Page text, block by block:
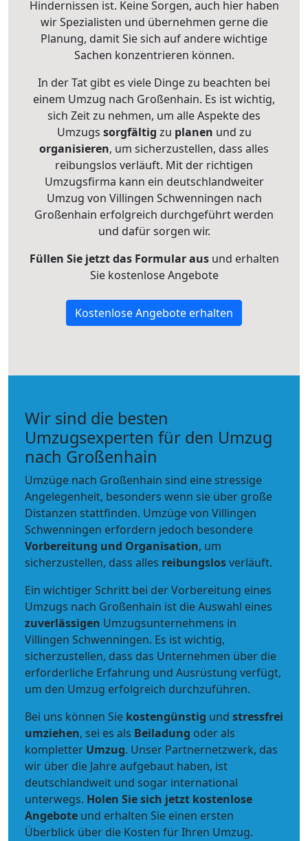
Hindernissen ist. Keine Sorgen, auch hier haben
wir Spezialisten und übernehmen gerne die
Planung, damit Sie sich auf andere wichtige
Sachen konzentrieren können.
In der Tat gibt es viele Dinge zu beachten bei
einem Umzug nach Großenhain. Es ist wichtig,
sich Zeit zu nehmen, um alle Aspekte des
Umzugs sorgfältig zu planen und zu
organisieren, um sicherzustellen, dass alles
reibungslos verläuft. Mit der richtigen
Umzugsfirma kann ein deutschlandweiter
Umzug von Villingen Schwenningen nach
Großenhain erfolgreich durchgeführt werden
und dafür sorgen wir.
Füllen Sie jetzt das Formular ausund erhalten
Sie kostenlose Angebote
Kostenlose Angebote erhalten
Wir sind die besten
Umzugsexperten für den Umzug
nach Großenhain
Umzüge nach Großenhain sind eine stressige
Angelegenheit, besonders wenn sie über große
Distanzen stattfinden. Umzüge von Villingen
Schwenningen erfordern jedoch besondere
Vorbereitung und Organisation, um
sicherzustellen, dass alles reibungslosverläuft.
Ein wichtiger Schritt bei der Vorbereitung eines
Umzugs nach Großenhain ist die Auswahl eines
zuverlässigen Umzugsunternehmens in
Villingen Schwenningen. Es ist wichtig,
sicherzustellen, dass das Unternehmen über die
erforderliche Erfahrung und Ausrüstung verfügt,
um den Umzug erfolgreich durchzuführen.
Bei uns können Sie kostengünstig und stressfrei
umziehen, sei es als Beiladung oder als
kompletter Umzug. Unser Partnernetzwerk, das
wir über die Jahre aufgebaut haben, ist
deutschlandweit und sogar international
unterwegs. Holen Sie sich jetzt kostenlose
Angebote und erhalten Sie einen ersten
Überblick über die Kosten für Ihren Umzug.